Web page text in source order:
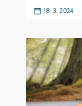
18. 3. 2024